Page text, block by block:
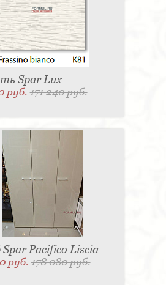
настенная для TV - 4
- 3 Держатель для
- 3Поднос - 3
Мыльница - 3Раковина - 3
- 2Стиральная машина - 2
- 2Тумба - 2
- 2
Газетница - 2
- 2
- 1Игрушка - 1
Морозильная камера - 1
- 1
- 1 Игрушка - 1
Держатель для одежды - 1
1
Ширма - 1
печь - 1 Кондиционер - 1
- 1
Буфет - 1
- 1
Игрушка - 1
- 1
Игрушка - 1
посуды - 1
Игрушка - 1
Spar Lux
руб.171 240 руб.
Pacifico Liscia
руб.178 080 руб.